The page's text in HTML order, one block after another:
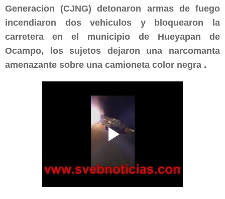
Generacion (CJNG) detonaron armas de fuego
incendiaron dos vehiculos y bloquearon la
carretera en el municipio de Hueyapan de
Ocampo, los sujetos dejaron una narcomanta
amenazante sobre una camioneta color negra .